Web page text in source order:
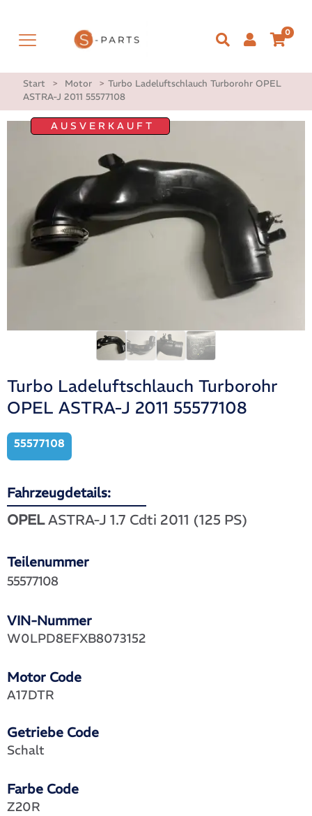
0
Start > Motor > Turbo Ladeluftschlauch Turborohr OPEL
ASTRA-J 2011 55577108
AUSVERKAUFT
Turbo Ladeluftschlauch Turborohr
OPEL ASTRA-J 2011 55577108
55577108
Fahrzeugdetails:
OPELASTRA-J 1.7 Cdti 2011 (125 PS)
Teilenummer
VIN-Nummer
55577108
W0LPD8EFXB8073152
Motor Code
Getriebe Code
A17DTR
Schalt
Farbe Code
Z20R